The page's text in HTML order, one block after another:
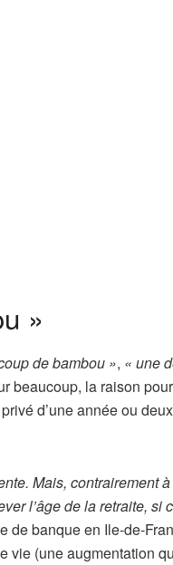
»
de bambou », « une
beaucoup, la raison
d’une année ou
Mais,
l’âge de la retraite, si
de banque en Ile-de-
vie (une augmentation